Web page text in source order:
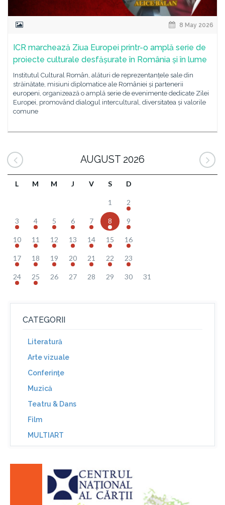
8 May 2026
ICR marchează Ziua Europei printr-o amplă serie de
proiecte culturale desfășurate în România și în lume
Institutul Cultural Român, alături de reprezentanțele sale din
străinătate, misiuni diplomatice ale României și partenerii
europeni, organizează o amplă serie de evenimente dedicate Zilei
Europei, promovând dialogul intercultural, diversitatea și valorile
comune
AUGUST 2026
L M M J V S D
1 2
3 4 5 6 7 8 9
10 11 12 13 14 15 16
17 18 19 20 21 22 23
24 25 26 27 28 29 30 31
CATEGORII
Literatură
Arte vizuale
Conferinţe
Muzică
Teatru & Dans
Film
MULTIART